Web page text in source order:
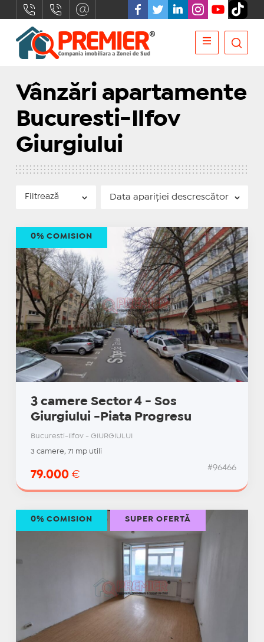
Vânzări apartamente
Bucuresti-Ilfov
Giurgiului
Filtrează
3 camere Sector 4 - Sos
Giurgiului -Piata Progresu
Bucuresti-Ilfov - GIURGIULUI
3 camere, 71 mp utili
79.000 €
#96466
0% COMISION
0% COMISION SUPER OFERTĂ